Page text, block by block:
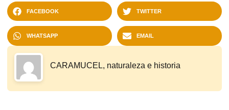
FACEBOOK TWITTER
WHATSAPP EMAIL
CARAMUCEL, naturaleza e historia